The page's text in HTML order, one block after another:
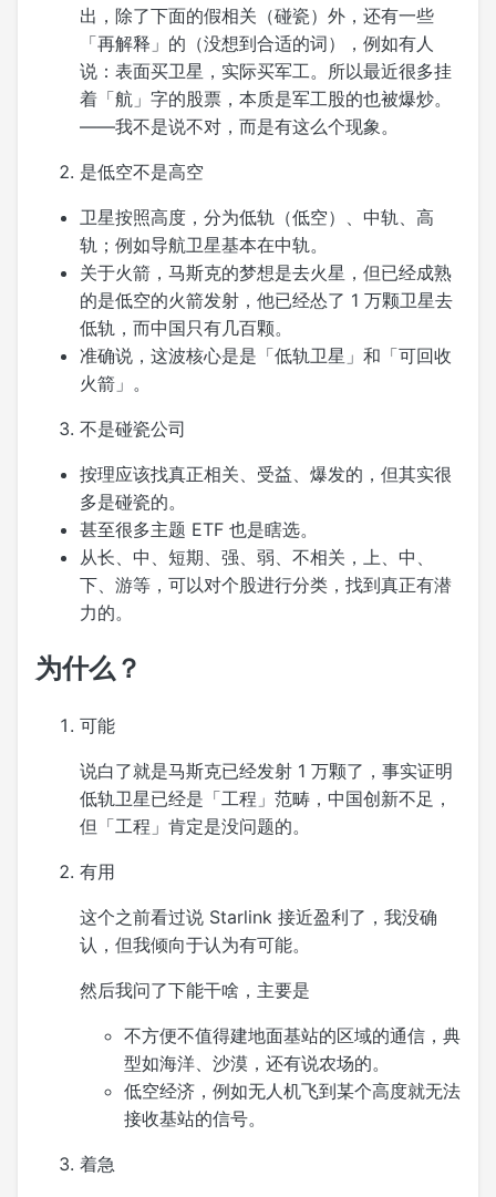
出，除了下面的假相关（碰瓷）外，还有一些
「再解释」的（没想到合适的词），例如有人
说：表面买卫星，实际买军工。所以最近很多挂
着「航」字的股票，本质是军工股的也被爆炒。
——我不是说不对，而是有这么个现象。
是低空不是高空
卫星按照高度，分为低轨（低空）、中轨、高
轨；例如导航卫星基本在中轨。
关于火箭，马斯克的梦想是去火星，但已经成熟
的是低空的火箭发射，他已经怂了 1 万颗卫星去
低轨，而中国只有几百颗。
准确说，这波核心是是「低轨卫星」和「可回收
火箭」。
不是碰瓷公司
按理应该找真正相关、受益、爆发的，但其实很
多是碰瓷的。
甚至很多主题 ETF 也是瞎选。
从长、中、短期、强、弱、不相关，上、中、
下、游等，可以对个股进行分类，找到真正有潜
力的。
为什么？
可能
说白了就是马斯克已经发射 1 万颗了，事实证明
低轨卫星已经是「工程」范畴，中国创新不足，
但「工程」肯定是没问题的。
有用
这个之前看过说 Starlink 接近盈利了，我没确
认，但我倾向于认为有可能。
然后我问了下能干啥，主要是
不方便不值得建地面基站的区域的通信，典
型如海洋、沙漠，还有说农场的。
低空经济，例如无人机飞到某个高度就无法
接收基站的信号。
着急